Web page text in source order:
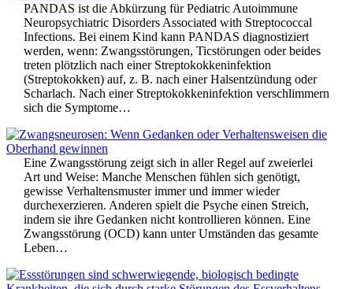
PANDAS ist die Abkürzung für Pediatric Autoimmune
Neuropsychiatric Disorders Associated with Streptococcal
Infections. Bei einem Kind kann PANDAS diagnostiziert
werden, wenn: Zwangsstörungen, Ticstörungen oder beides
treten plötzlich nach einer Streptokokkeninfektion
(Streptokokken) auf, z. B. nach einer Halsentzündung oder
Scharlach. Nach einer Streptokokkeninfektion verschlimmern
sich die Symptome…
Eine Zwangsstörung zeigt sich in aller Regel auf zweierlei
Art und Weise: Manche Menschen fühlen sich genötigt,
gewisse Verhaltensmuster immer und immer wieder
durchexerzieren. Anderen spielt die Psyche einen Streich,
indem sie ihre Gedanken nicht kontrollieren können. Eine
Zwangsstörung (OCD) kann unter Umständen das gesamte
Leben…